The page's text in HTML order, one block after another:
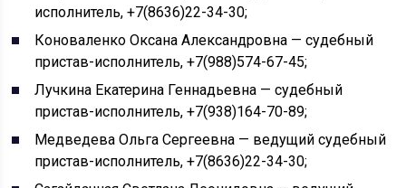
исполнитель, +7(8636)22-34-30;
Коноваленко Оксана Александровна — судебный
пристав-исполнитель, +7(988)574-67-45;
Лучкина Екатерина Геннадьевна — судебный
пристав-исполнитель, +7(938)164-70-89;
Медведева Ольга Сергеевна — ведущий судебный
пристав-исполнитель, +7(8636)22-34-30;